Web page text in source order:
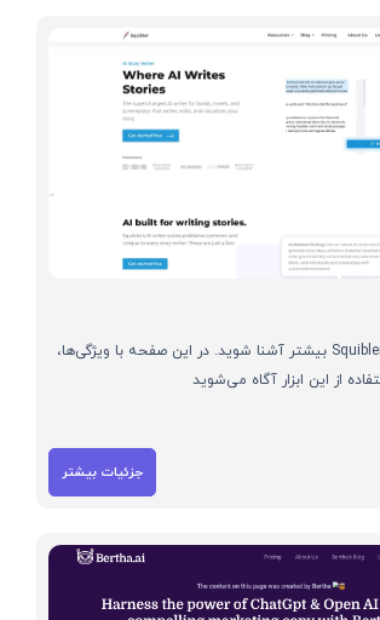
با هوش مصنوعی Squibler بیشتر آشنا شوید. در این صفحه با ویژگی‌ها،
از این ابزار آگاه می‌شوید
جزئیات بیشتر